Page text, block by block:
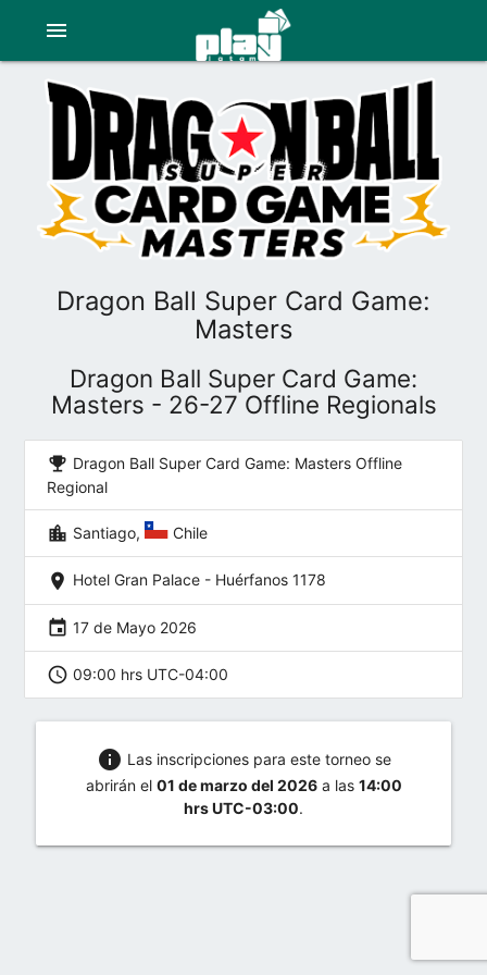
menu
Dragon Ball Super Card Game:
Masters
Dragon Ball Super Card Game:
Masters - 26-27 Offline Regionals
emoji_events Dragon Ball Super Card Game: Masters Offline
Regional
location_city Santiago, Chile
location_on Hotel Gran Palace - Huérfanos 1178
event 17 de Mayo 2026
schedule 09:00 hrs UTC-04:00
info Las inscripciones para este torneo se
abrirán el 01 de marzo del 2026a las 14:00
hrs UTC-03:00.